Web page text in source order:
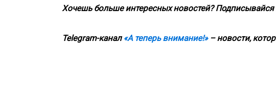
Хочешь больше интересных новостей? Подписывайся
Telegram-канал «А теперь внимание!»– новости,